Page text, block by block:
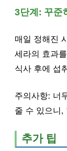
3단계: 꾸준
매일 정해진
세라의 효과
식사 후에 섭
주의사항: 너
줄 수 있으니,
추가 팁